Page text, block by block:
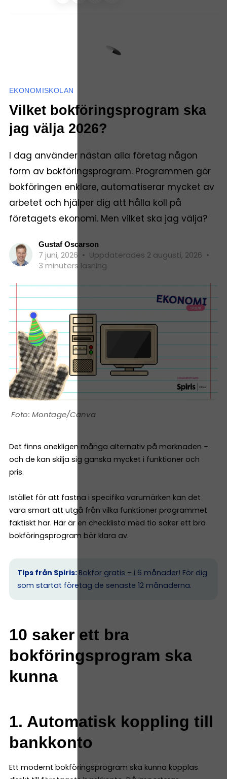
EKONOMISKOLAN
Vilket bokföringsprogram ska
jag välja 2026?
I dag använder nästan alla företag någon
form av bokföringsprogram. Programmen gör
bokföringen enklare, automatiserar mycket av
arbetet och hjälper dig att hålla koll på
företagets ekonomi. Men vilket ska jag välja?
Gustaf Oscarson
7 juni, 2026 • Uppdaterades 2 augusti, 2026 •
3 minuters läsning
Montage/Canva
Det finns onekligen många alternativ på marknaden –
och de kan skilja sig ganska mycket i funktioner och
pris.
Istället för att fastna i specifika varumärken kan det
vara smart att utgå från vilka funktioner programmet
faktiskt har. Här är en checklista med tio saker ett bra
bokföringsprogram bör klara av.
Tips från Spiris: Bokför gratis – i 6 månader! För dig
som startat företag de senaste 12 månaderna.
10 saker ett bra
bokföringsprogram ska
kunna
1. Automatisk koppling till
bankkonto
Ett modernt bokföringsprogram ska kunna kopplas